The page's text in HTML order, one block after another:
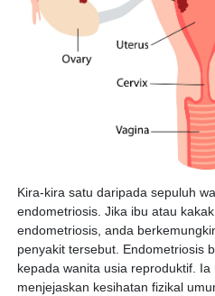
Kira-kira satu daripada sepuluh
endometriosis. Jika ibu atau
endometriosis, anda
penyakit tersebut. Endometriosis
kepada wanita usia reproduktif.
menjejaskan kesihatan fizikal